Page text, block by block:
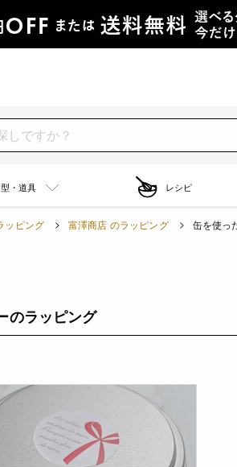
型・道具 レシピ
ッピング 富澤商店 のラッピング 缶を使っ
のラッピング